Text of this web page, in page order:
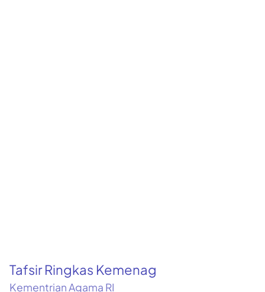
Tafsir Ringkas Kemenag
Kementrian Agama RI